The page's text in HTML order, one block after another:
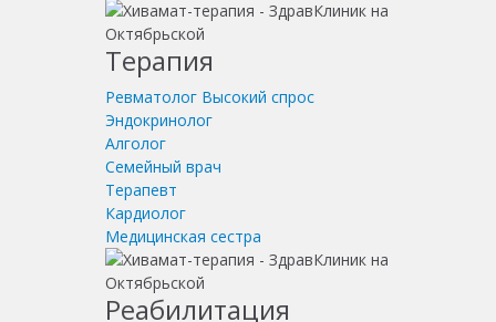
Терапия
Ревматолог Высокий спрос
Эндокринолог
Алголог
Семейный врач
Терапевт
Кардиолог
Медицинская сестра
Реабилитация